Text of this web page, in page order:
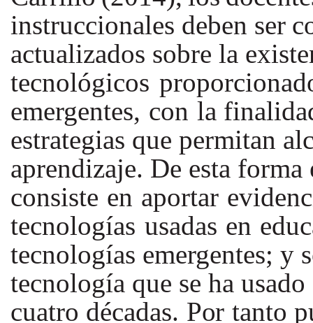
instruccionales deben ser
actualizados sobre la
tecnológicos
emergentes, con la
estrategias que permitan
aprendizaje. De esta
consiste en aportar
tecnologías usadas en
tecnologías emergentes; y
tecnología que se ha usado
cuatro décadas. Por tanto